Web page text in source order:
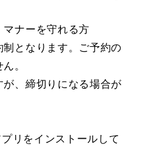
マナーを守れる方
となります。ご予約の
。
、締切りになる場合が
リをインストールして